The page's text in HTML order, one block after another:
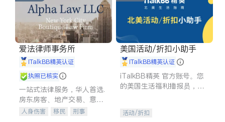
爱法律师事务所
iTalkBB精英认证
执照已核实
一站式法律服务，华人首选.
房东房客、地产交易、意外
伤害、车祸重伤、商业诉
人身伤害 移民
刑事
美国活动/折扣小助手
iTalkBB精英认证
iTalkBB精英 官方账号。您
的美国生活福利播报员，精
专属福利。
活动/折扣